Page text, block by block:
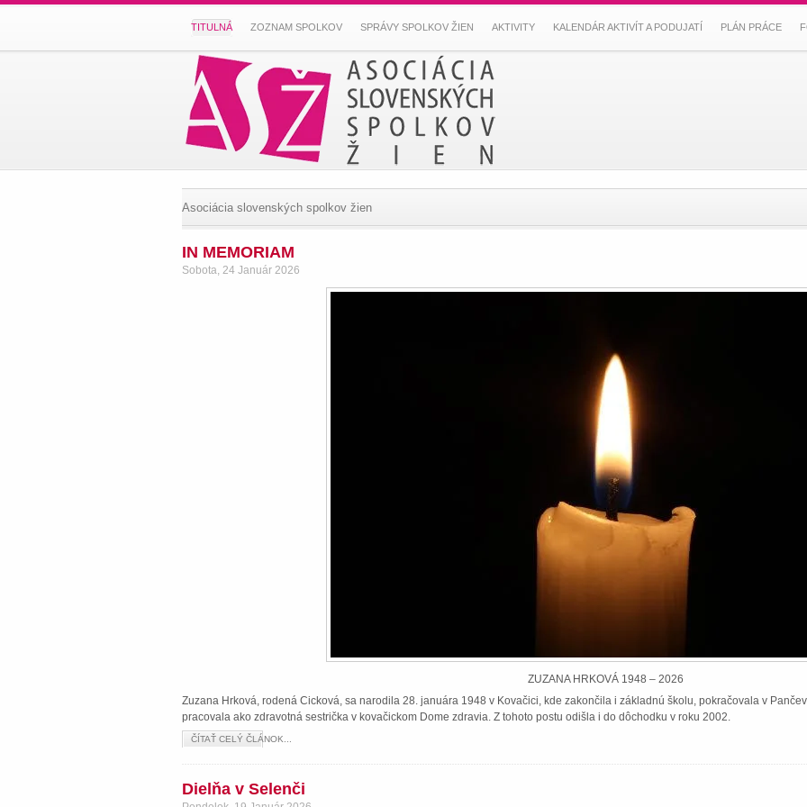
TITULNÁ ZOZNAM SPOLKOV SPRÁVY SPOLKOV ŽIEN AKTIVITY KALENDÁR AKTIVÍT A PODUJATÍ PLÁN PRÁCE
Asociácia slovenských spolkov žien
IN MEMORIAM
Sobota, 24 Január 2026
ZUZANA HRKOVÁ 1948 – 2026
Zuzana Hrková, rodená Cicková, sa narodila 28. januára 1948 v Kovačici, kde zakončila i základnú školu, pokračovala v
pracovala ako zdravotná sestrička v kovačickom Dome zdravia. Z tohoto postu odišla i do dôchodku v roku 2002.
ČÍTAŤ CELÝ ČLÁNOK...
Dielňa v Selenči